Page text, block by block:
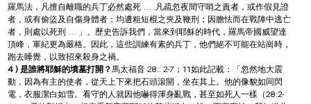
羅馬法，凡擅自離職的兵丁必然處死 … .凡疏忽夜間守哨之責者，或作假見證
者，或有偷盜及自傷身體者；均遭粗短棍之夾及鞭刑；因膽怯而在戰陣中逃亡
者，則處以死刑 … 」。歷史告訴我們，當來到耶穌的時代，羅馬帝國威望達
頂峰，軍紀更為嚴格。因此，這些訓練有素的兵丁，他們絕不可能在站崗時，
跑去睡覺，以致招來殺身之禍。
4 ) 是誰將耶穌的墳墓打開？ 馬太福音 28:: 2-7；11如此記載：「忽然地大震
動，因為有主的使者，從天上下來把石頭滾開，坐在其上。他的像貌如同閃
電，衣服潔白如雪。看守的人就因他嚇得渾身亂戰，甚至如死人一樣（28:2-